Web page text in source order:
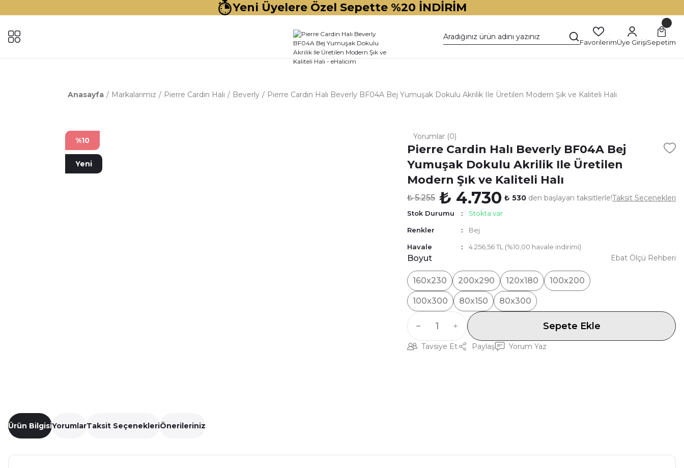
Yeni Üyelere Özel Sepette %20 İNDİRİM
FavorilerimÜye GirişiSepetim
Anasayfa Markalarımız Pierre Cardin Halı Beverly Pierre Cardin Halı Beverly BF04A Bej Yumuşak Dokulu Akrilik Ile Üretilen Modern Şık ve Kaliteli Halı
%10
Yeni
Yorumlar (0)
Pierre Cardin Halı Beverly BF04A Bej
Yumuşak Dokulu Akrilik Ile Üretilen
Modern Şık ve Kaliteli Halı
₺ 5.255 ₺ 4.730 ₺ 530 den başlayan taksitlerle!Taksit Seçenekleri
Stok Durumu Stokta var
Renkler Bej
Havale 4.256,56 TL (%10,00 havale indirimi)
Boyut
160x230 200x290 120x180 100x200
100x300 80x150 80x300
Ebat Ölçü Rehberi
Sepete Ekle
Tavsiye Et Paylaş Yorum Yaz
Ürün BilgisiYorumlarTaksit SeçenekleriÖnerileriniz